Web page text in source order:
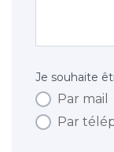
Je souhaite
Par mail
Par